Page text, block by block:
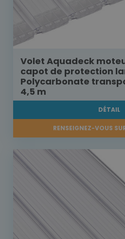
Volet Aquadeck
capot de protection
Polycarbonate
4,5 m
DÉTAIL
RENSEIGNEZ-VOUS